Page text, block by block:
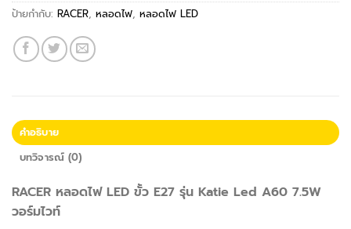
ป้ายกำกับ: RACER, หลอดไฟ, หลอดไฟ LED
คำอธิบาย
บทวิจารณ์ (0)
RACER หลอดไฟ LED ขั้ว E27 รุ่น Katie Led A60 7.5W
วอร์มไวท์